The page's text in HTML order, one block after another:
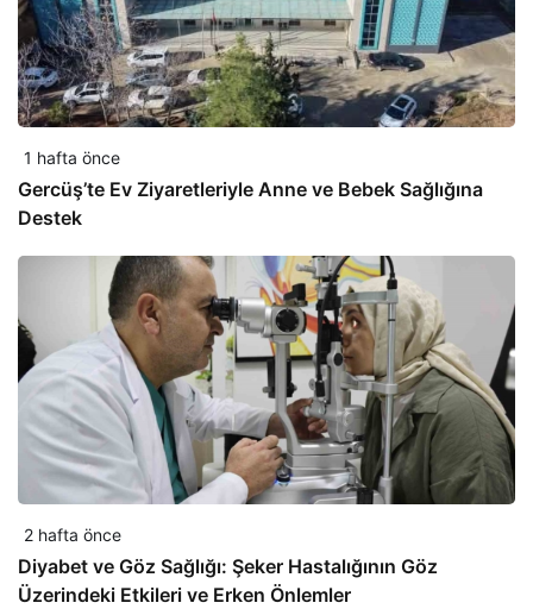
1 hafta önce
Gercüş’te Ev Ziyaretleriyle Anne ve Bebek Sağlığına
Destek
2 hafta önce
Diyabet ve Göz Sağlığı: Şeker Hastalığının Göz
Üzerindeki Etkileri ve Erken Önlemler